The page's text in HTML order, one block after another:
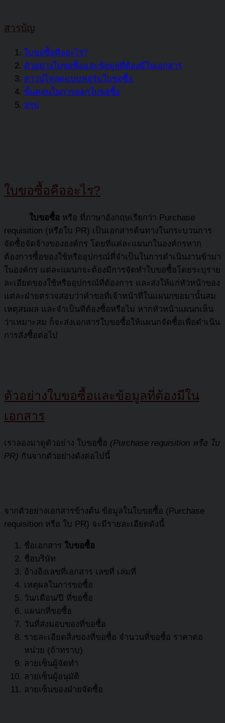
สารบัญ
ใบขอซื้อคืออะไร?
ตัวอย่างใบขอซื้อและข้อมูลที่ต้องมีในเอกสาร
ดาวน์โหลดแบบฟอร์มใบขอซื้อ
ขั้นตอนในการออกใบขอซื้อ
สรุป
ใบขอซื้อคืออะไร?
ใบขอซื้อ หรือ ที่ภาษาอังกฤษเรียกว่า Purchase
requisition (หรือใบ PR) เป็นเอกสารต้นทางในกระบวนการ
จัดซื้อจัดจ้างขององค์กร โดยที่แต่ละแผนกในองค์กรหาก
ต้องการซื้อของใช้หรืออุปกรณ์ที่จำเป็นในการดำเนินงานข้ามา
ในองค์กร แต่ละแผนกจะต้องมีการจัดทำใบขอซื้อโดยระบุราย
ละเอียดของใช้หรืออุปกรณ์ที่ต้องการ และส่งให้แก่หัวหน้าของ
แต่ละฝ่ายตรวจสอบว่าคำขอที่เจ้าหน้าที่ในแผนกขอมานั้นสม
เหตุสมผล และจำเป็นที่ต้องซื้อหรือไม่ หากหัวหน้าแผนกเห็น
ว่าเหมาะสม ก็จะส่งเอกสารใบขอซื้อให้แผนกจัดซื้อเพื่อดำเนิน
การสั่งซื้อต่อไป
ตัวอย่างใบขอซื้อและข้อมูลที่ต้องมีใน
เอกสาร
เราลองมาดูตัวอย่าง ใบขอซื้อ (Purchase requisition หรือ ใบ
PR) กันจากตัวอย่างดังต่อไปนี้
จากตัวอย่างเอกสารข้างต้น ข้อมูลในใบขอซื้อ (Purchase
requisition หรือ ใบ PR) จะมีรายละเอียดดังนี้
ชื่อเอกสาร ใบขอซื้อ
ชื่อบริษัท
อ้างอิงเลขที่เอกสาร เลขที่ เล่มที่
เหตุผลในการขอซื้อ
วัน/เดือน/ปี ที่ขอซื้อ
แผนกที่ขอซื้อ
วันที่ส่งมอบของที่ขอซื้อ
รายละเอียดสิ่งของที่ขอซื้อ จำนวนที่ขอซื้อ ราคาต่อ
หน่วย (ถ้าทราบ)
ลายเซ็นผู้จัดทำ
ลายเซ็นผู้อนุมัติ
ลายเซ็นของฝ่ายจัดซื้อ